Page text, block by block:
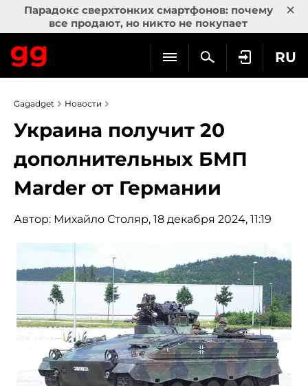
Парадокс сверхтонких смартфонов: почему
все продают, но никто не покупает
×
RU
Gagadget Новости
Украина получит 20
дополнительных БМП
Marder от Германии
Автор: Михайло Столяр, 18 декабря 2024, 11:19